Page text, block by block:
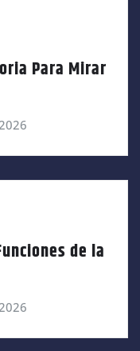
Para Mirar
de la